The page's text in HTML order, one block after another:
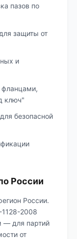
пазов по
защиты от
и
фланцами,
ключ"
безопасной
России
России.
2008
— для партий
от